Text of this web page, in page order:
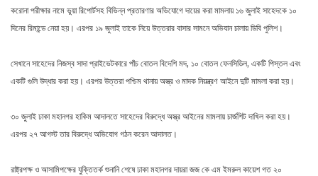
করোনা পরীক্ষার নামে ভুয়া রিপোর্টসহ বিভিন্ন প্রতারণার অভিযোগে দায়ের করা মামলায় ১৬ জুলাই সাহেদকে ১০
দিনের রিমান্ডে নেয়া হয়। এরপর ১৯ জুলাই তাকে নিয়ে উত্তরার বাসার সামনে অভিযান চালায় ডিবি পুলিশ।
সেখানে সাহেদের নিজস্ব সাদা প্রাইভেটকারে পাঁচ বোতল বিদেশি মদ, ১০ বোতল ফেনসিডিল, একটি পিস্তল এবং
একটি গুলি উদ্ধার করা হয়। এরপর উত্তরা পশ্চিম থানায় অস্ত্র ও মাদক নিয়ন্ত্রণ আইনে দুটি মামলা করা হয়।
৩০ জুলাই ঢাকা মহানগর হাকিম আদালতে সাহেদের বিরুদ্ধে অস্ত্র আইনের মামলায় চার্জশিট দাখিল করা হয়।
এরপর ২৭ আগস্ট তার বিরুদ্ধে অভিযোগ গঠন করেন আদালত।
রাষ্ট্রপক্ষ ও আসামিপক্ষের যুক্তিতর্ক শুনানি শেষে ঢাকা মহানগর দায়রা জজ কে এম ইমরুল কায়েশ গত ২০